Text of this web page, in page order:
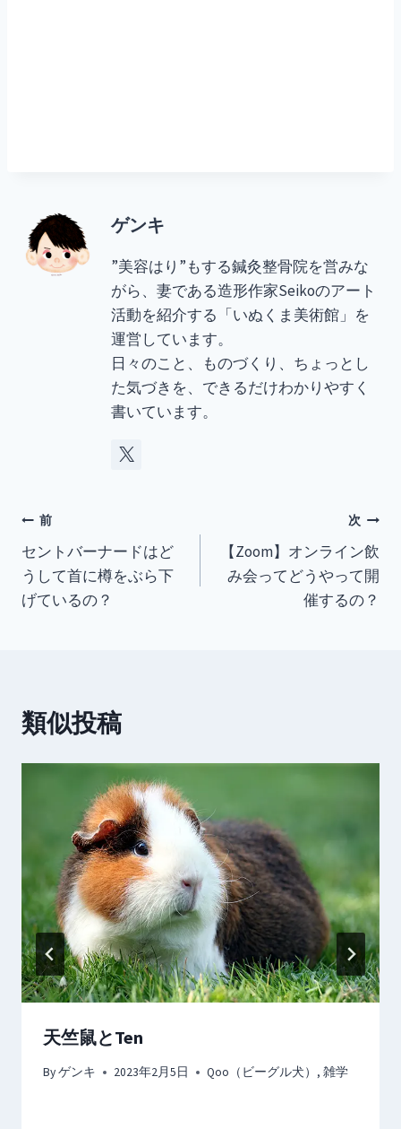
ゲンキ
”美容はり”もする鍼灸整骨院を営みな
がら、妻である造形作家Seikoのアート
活動を紹介する「いぬくま美術館」を
運営しています。
日々のこと、ものづくり、ちょっとし
た気づきを、できるだけわかりやすく
書いています。
投
稿
ナ
ー
前
セントバーナードはど
うして首に樽をぶら下
げているの？
次
【Zoom】オンライン飲
み会ってどうやって開
催するの？
類似投稿
天竺鼠とTen
Byゲンキ 2023年2月5日 Qoo（ビーグル犬） ,雑学